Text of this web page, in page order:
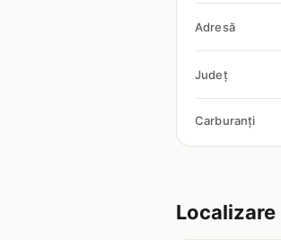
Adresă
Județ
Carburanți
Localizare